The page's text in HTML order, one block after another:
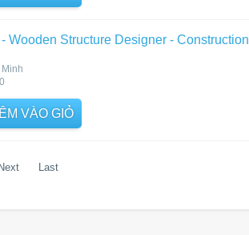
Wooden Structure Designer - Construction
VÀO GIỎ
Next Last